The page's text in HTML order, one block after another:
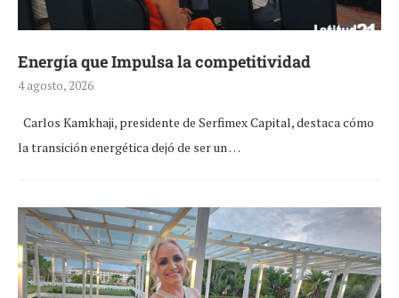
Energía que Impulsa la competitividad
4 agosto, 2026
Carlos Kamkhaji, presidente de Serfimex Capital, destaca cómo
la transición energética dejó de ser un …